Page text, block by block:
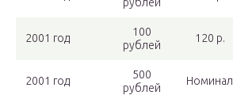
2001 год
100
рублей
120 р.
2001 год
500
рублей
Номинал